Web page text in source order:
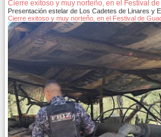
Cierre exitoso y muy norteño, en el Festival
Presentación estelar de Los Cadetes de Linares y
Cierre exitoso y muy norteño, en el Festival de